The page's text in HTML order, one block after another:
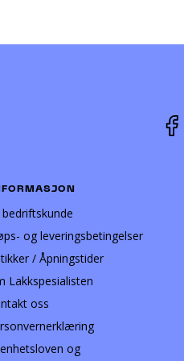
bedriftskunde
og leveringsbetingelser
/ Åpningstider
Lakkspesialisten
oss
og